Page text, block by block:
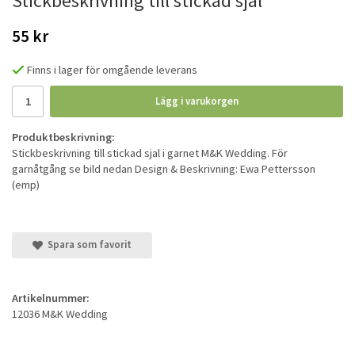
55 kr
Finns i lager för omgående leverans
Lägg i varukorgen
Produktbeskrivning:
Stickbeskrivning till stickad sjal i garnet M&K Wedding. För
garnåtgång se bild nedan Design & Beskrivning: Ewa Pettersson
(emp)
Spara som favorit
Artikelnummer:
12036 M&K Wedding